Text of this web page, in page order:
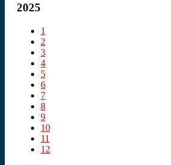
2025
1
2
3
4
5
6
7
8
9
10
11
12